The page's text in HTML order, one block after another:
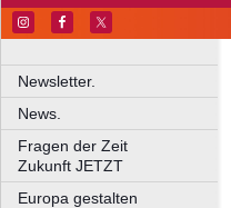
Newsletter.
News.
Fragen der Zeit
Zukunft JETZT
Europa gestalten